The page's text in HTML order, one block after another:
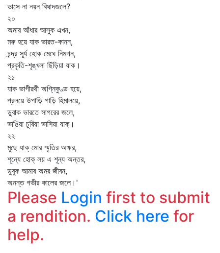
ভাসে না নয়ন বিষাদজলে?
২০
অমার আঁধার আসুক এখন,
মরু হয়ে যাক ভারত-কানন,
চন্দ্র সূর্য হোক মেঘে নিমগন,
প্রকৃতি-শৃঙ্খলা ছিঁড়িয়া যাক।
২১
যাক ভাগীরথী অগ্নিকুণ্ড হয়ে,
প্রলয়ে উপাড়ি পাড়ি হিমালয়ে,
ডুবাক ভারতে সাগরের জলে,
ভাঙিয়া চুরিয়া ভাসিয়া যাক্‌।
২২
মুছে যাক্‌ মোর স্মৃতির অক্ষর,
শূন্যে হোক্‌ লয় এ শূন্য অন্তর,
ডুবুক আমার অমর জীবন,
অনন্ত গভীর কালের জলে।'
Please Login first to submit
a rendition. Click here for
help.